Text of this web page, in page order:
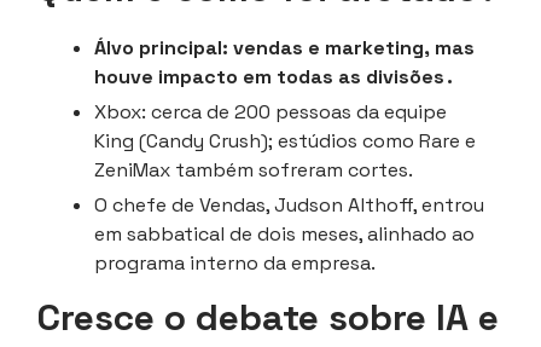
Álvo principal: vendas e marketing, mas
houve impacto em todas as divisões .
Xbox: cerca de 200 pessoas da equipe
King (Candy Crush); estúdios como Rare e
ZeniMax também sofreram cortes.
O chefe de Vendas, Judson Althoff, entrou
em sabbatical de dois meses, alinhado ao
programa interno da empresa.
Cresce o debate sobre IA e